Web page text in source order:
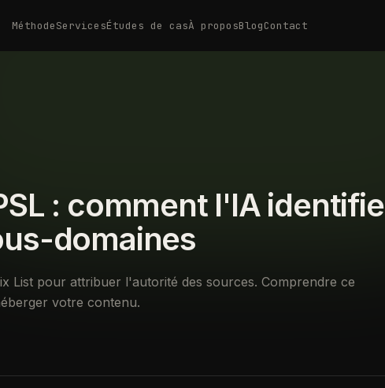
MéthodeServicesÉtudes de casÀ proposBlogContact
: comment l'IA identifie
domaines
List pour attribuer l'autorité des sources. Comprendre ce
votre contenu.